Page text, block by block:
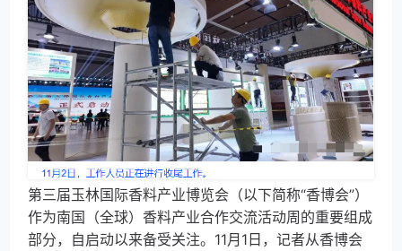
第三届玉林国际香料产业博览会（以下简称“香博会”）
作为南国（全球）香料产业合作交流活动周的重要组成
部分，自启动以来备受关注。11月1日，记者从香博会